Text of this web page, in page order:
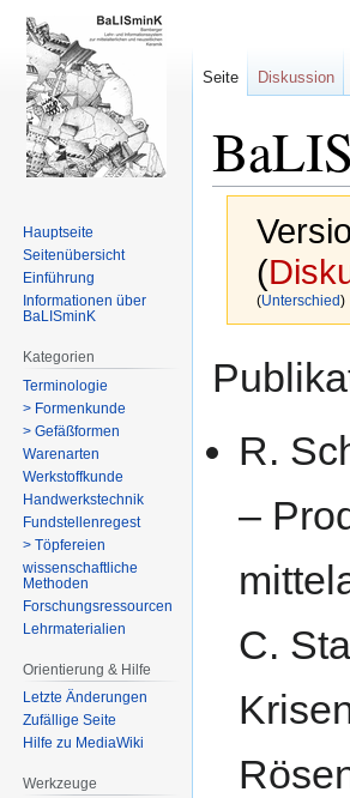
(
(Unterschied)
Navigation
Suche
R.
–
C.
Seite Diskussion
Hauptseite
Seitenübersicht
Einführung
Informationen über
BaLISminK
Kategorien
Terminologie
> Formenkunde
> Gefäßformen
Warenarten
Werkstoffkunde
Handwerkstechnik
Fundstellenregest
> Töpfereien
wissenschaftliche
Methoden
Forschungsressourcen
Lehrmaterialien
Orientierung & Hilfe
Letzte Änderungen
Zufällige Seite
Hilfe zu MediaWiki
Werkzeuge